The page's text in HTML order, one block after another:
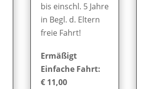
bis einschl. 5 Jahre
in Begl. d. Eltern
freie Fahrt!
Ermäßigt
Einfache Fahrt:
€ 11,00